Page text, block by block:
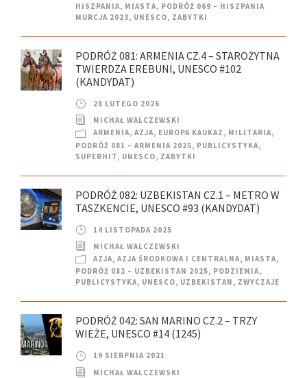
HISZPANIA, MIASTA, PODRÓŻ 069 – HISZPANIA
MURCJA 2023, UNESCO, ZABYTKI
PODRÓŻ 081: ARMENIA CZ.4 – STAROŻYTNA
TWIERDZA EREBUNI, UNESCO #102
(KANDYDAT)
28 LUTEGO 2026
MICHAŁ WALCZEWSKI
ARMENIA, AZJA, EUROPA KAUKAZ , MILITARIA,
PODRÓŻ 081 – ARMENIA 2025, PUBLICYSTYKA,
SUPERHIT, UNESCO, ZABYTKI
PODRÓŻ 082: UZBEKISTAN CZ.1 – METRO W
TASZKENCIE, UNESCO #93 (KANDYDAT)
14 LISTOPADA 2025
MICHAŁ WALCZEWSKI
AZJA, AZJA ŚRODKOWA I CENTRALNA, MIASTA,
PODRÓŻ 082 – UZBEKISTAN 2025, PODZIEMIA,
PUBLICYSTYKA, UNESCO, UZBEKISTAN , ZWYCZAJE
PODRÓŻ 042: SAN MARINO CZ.2 – TRZY
WIEŻE, UNESCO #14 (1245)
19 SIERPNIA 2021
MICHAŁ WALCZEWSKI